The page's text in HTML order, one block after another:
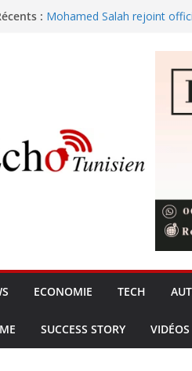
: Mohamed Salah rejoint
les prérogatives et la
Les opérateurs privés
8,425 MDT pour le
touristiques en haute saison
ECONOMIE TECH
SUCCESS STORY VIDÉOS